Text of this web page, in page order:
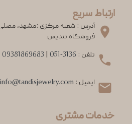
ارتباط سریع
فروشگاه تندیس
تلفن : 051-3136
09381869683
ایمیل : info@tandisjewelry.com
خدمات مشتری